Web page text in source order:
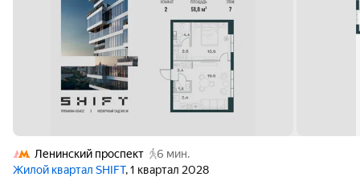
Ленинский проспект
6 мин.
Жилой квартал SHIFT, 1 квартал 2028